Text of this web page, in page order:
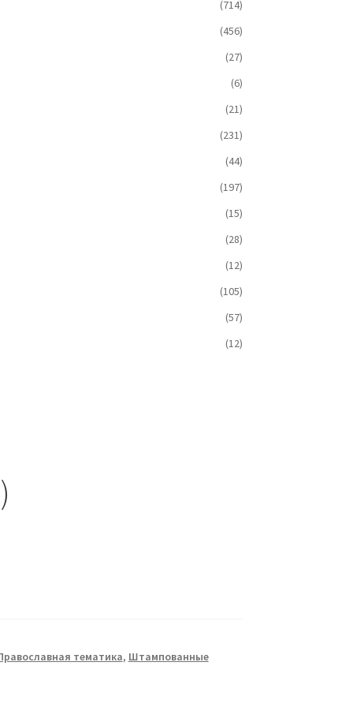
(714)
(456)
(27)
(6)
(21)
(231)
(44)
(197)
(15)
(28)
(12)
(105)
(57)
(12)
тематика, Штампованные